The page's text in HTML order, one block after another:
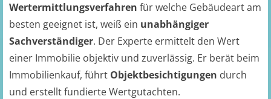
Wertermittlungsverfahren für welche Gebäudeart am
besten geeignet ist, weiß ein unabhängiger
Sachverständiger. Der Experte ermittelt den Wert
einer Immobilie objektiv und zuverlässig. Er berät beim
Immobilienkauf, führt Objektbesichtigungen durch
und erstellt fundierte Wertgutachten.